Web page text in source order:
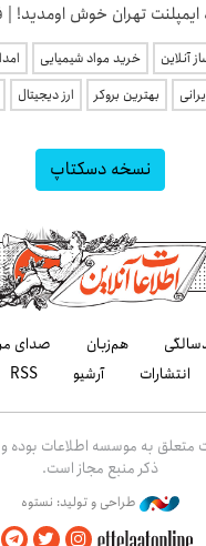
تهران خوش اومدید! | فقط ۲۵
آنلاین خرید مواد شیمیایی
بهترین بروکر ارز دیجیتال
نسخه دسکتاپ
هم‌زبان صدای
انتشارات
آرشیو RSS
به موسسه اطلاعات بوده و
ذکر منبع مجاز است.
طراحی و تولید: نستوه